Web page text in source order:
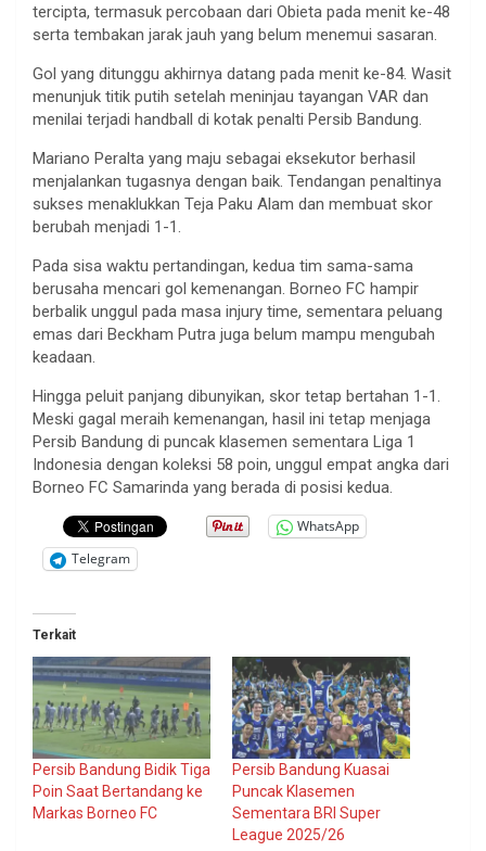
tercipta, termasuk percobaan dari Obieta pada menit ke-48
serta tembakan jarak jauh yang belum menemui sasaran.
Gol yang ditunggu akhirnya datang pada menit ke-84. Wasit
menunjuk titik putih setelah meninjau tayangan VAR dan
menilai terjadi handball di kotak penalti Persib Bandung.
Mariano Peralta yang maju sebagai eksekutor berhasil
menjalankan tugasnya dengan baik. Tendangan penaltinya
sukses menaklukkan Teja Paku Alam dan membuat skor
berubah menjadi 1-1.
Pada sisa waktu pertandingan, kedua tim sama-sama
berusaha mencari gol kemenangan. Borneo FC hampir
berbalik unggul pada masa injury time, sementara peluang
emas dari Beckham Putra juga belum mampu mengubah
keadaan.
Hingga peluit panjang dibunyikan, skor tetap bertahan 1-1.
Meski gagal meraih kemenangan, hasil ini tetap menjaga
Persib Bandung di puncak klasemen sementara Liga 1
Indonesia dengan koleksi 58 poin, unggul empat angka dari
Borneo FC Samarinda yang berada di posisi kedua.
WhatsApp
Telegram
Terkait
Persib Bandung Bidik Tiga
Poin Saat Bertandang ke
Markas Borneo FC
Persib Bandung Kuasai
Puncak Klasemen
Sementara BRI Super
League 2025/26